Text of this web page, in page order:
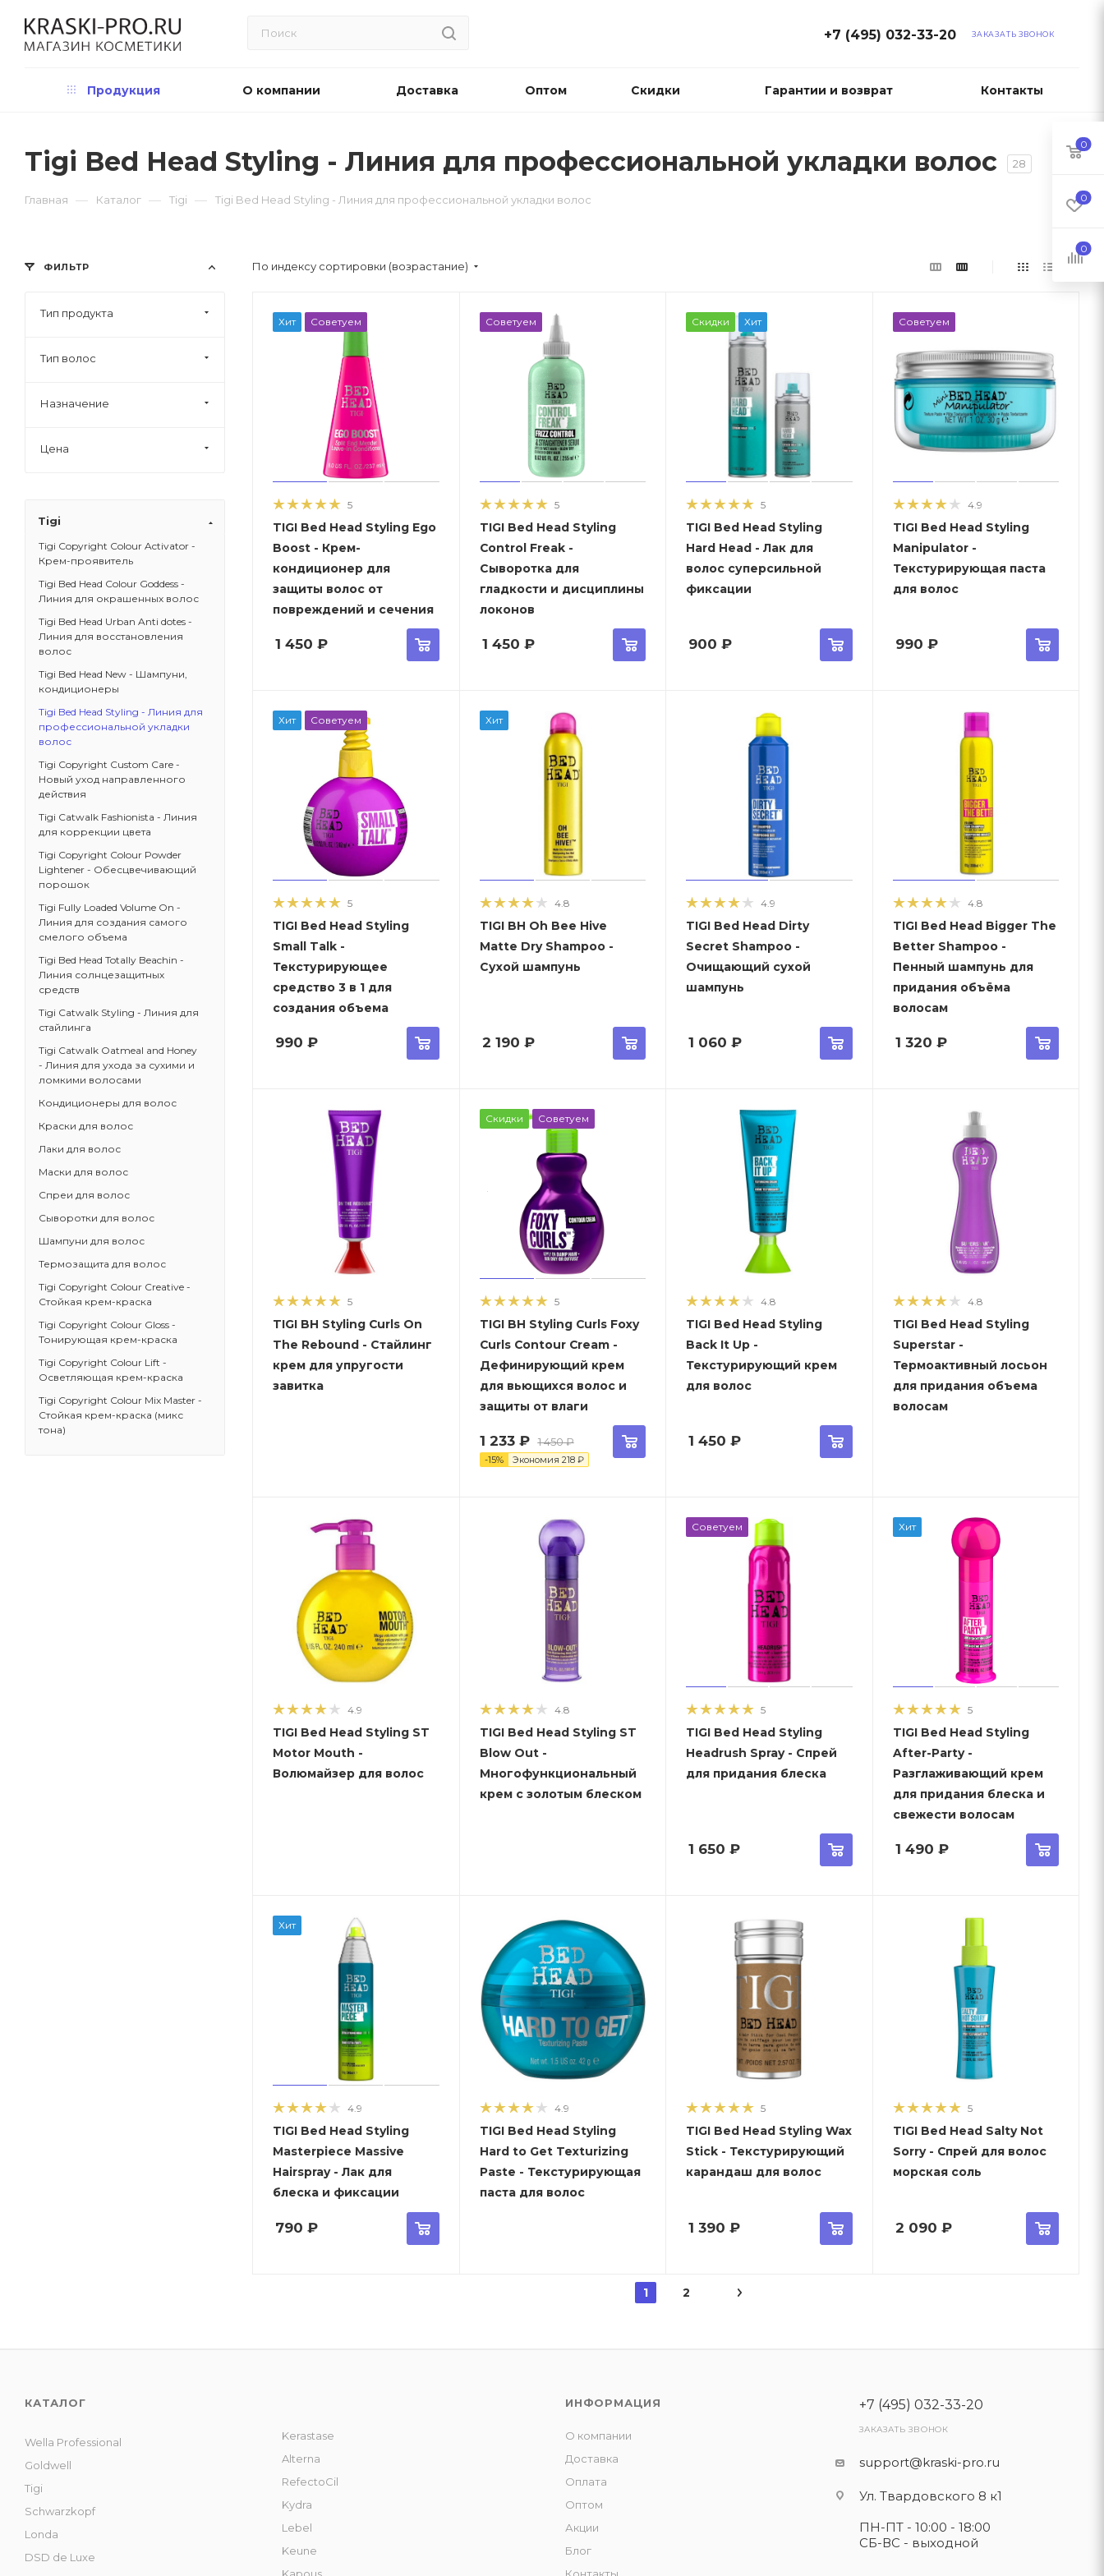
+7 (495) 032-33-20 ЗАКАЗАТЬ ЗВОНОК
Продукция О компании Доставка Оптом Скидки Гарантии и возврат Контакты
Tigi Bed Head Styling - Линия для профессиональной укладки волос 28
Главная — Каталог — Tigi — Tigi Bed Head Styling - Линия для профессиональной укладки волос
По индексу сортировки (возрастание)
Хит Советуем
5
TIGI Bed Head Styling Ego
Boost - Крем-
кондиционер для
защиты волос от
повреждений и сечения
1 450 ₽
Советуем
5
TIGI Bed Head Styling
Control Freak -
Сыворотка для
гладкости и дисциплины
локонов
1 450 ₽
Скидки Хит
5
TIGI Bed Head Styling
Hard Head - Лак для
волос суперсильной
фиксации
900 ₽
Советуем
4.9
TIGI Bed Head Styling
Manipulator -
Текстурирующая паста
для волос
990 ₽
Хит Советуем
5
TIGI Bed Head Styling
Small Talk -
Текстурирующее
средство 3 в 1 для
создания объема
990 ₽
Хит
4.8
TIGI BH Oh Bee Hive
Matte Dry Shampoo -
Сухой шампунь
2 190 ₽
4.9
TIGI Bed Head Dirty
Secret Shampoo -
Очищающий сухой
шампунь
1 060 ₽
4.8
TIGI Bed Head Bigger The
Better Shampoo -
Пенный шампунь для
придания объёма
волосам
1 320 ₽
5
TIGI BH Styling Curls On
The Rebound - Стайлинг
крем для упругости
завитка
Скидки Советуем
5
TIGI BH Styling Curls Foxy
Curls Contour Cream -
Дефинирующий крем
для вьющихся волос и
защиты от влаги
1 233₽ 1 450₽
-15% Экономия 218₽
4.8
TIGI Bed Head Styling
Back It Up -
Текстурирующий крем
для волос
1 450 ₽
4.8
TIGI Bed Head Styling
Superstar -
Термоактивный лосьон
для придания объема
волосам
4.9
TIGI Bed Head Styling ST
Motor Mouth -
Волюмайзер для волос
4.8
TIGI Bed Head Styling ST
Blow Out -
Многофункциональный
крем с золотым блеском
Советуем
5
TIGI Bed Head Styling
Headrush Spray - Спрей
для придания блеска
1 650 ₽
Хит
5
TIGI Bed Head Styling
After-Party -
Разглаживающий крем
для придания блеска и
свежести волосам
1 490 ₽
Хит
4.9
TIGI Bed Head Styling
Masterpiece Massive
Hairspray - Лак для
блеска и фиксации
790 ₽
4.9
TIGI Bed Head Styling
Hard to Get Texturizing
Paste - Текстурирующая
паста для волос
5
TIGI Bed Head Styling Wax
Stick - Текстурирующий
карандаш для волос
1 390 ₽
5
TIGI Bed Head Salty Not
Sorry - Cпрей для волос
морская соль
2 090 ₽
1 2
ФИЛЬТР
Тип продукта
Тип волос
Назначение
Цена
Tigi
Tigi Copyright Colour Activator -
Крем-проявитель
Tigi Bed Head Colour Goddess -
Линия для окрашенных волос
Tigi Bed Head Urban Anti dotes -
Линия для восстановления
волос
Tigi Bed Head New - Шампуни,
кондиционеры
Tigi Bed Head Styling - Линия для
профессиональной укладки
волос
Tigi Copyright Custom Care -
Новый уход направленного
действия
Tigi Catwalk Fashionista - Линия
для коррекции цвета
Tigi Copyright Colour Powder
Lightener - Обесцвечивающий
порошок
Tigi Fully Loaded Volume On -
Линия для создания самого
смелого объема
Tigi Bed Head Totally Beachin -
Линия солнцезащитных
средств
Tigi Catwalk Styling - Линия для
стайлинга
Tigi Catwalk Oatmeal and Honey
- Линия для ухода за сухими и
ломкими волосами
Кондиционеры для волос
Краски для волос
Лаки для волос
Маски для волос
Спреи для волос
Сыворотки для волос
Шампуни для волос
Термозащита для волос
Tigi Copyright Colour Creative -
Стойкая крем-краска
Tigi Copyright Сolour Gloss -
Тонирующая крем-краска
Tigi Copyright Colour Lift -
Осветляющая крем-краска
Tigi Copyright Colour Mix Master -
Стойкая крем-краска (микс
тона)
КАТАЛОГ
Wella Professional
Goldwell
Tigi
Schwarzkopf
Londa
DSD de Luxe
Kerastase
Alterna
RefectoCil
Kydra
Lebel
Keune
ИНФОРМАЦИЯ
О компании
Доставка
Оплата
Оптом
Акции
Блог
+7 (495) 032-33-20
ЗАКАЗАТЬ ЗВОНОК
support@kraski-pro.ru
Ул. Твардовского 8 к1
ПН-ПТ - 10:00 - 18:00
СБ-ВС - выходной
0
0
0